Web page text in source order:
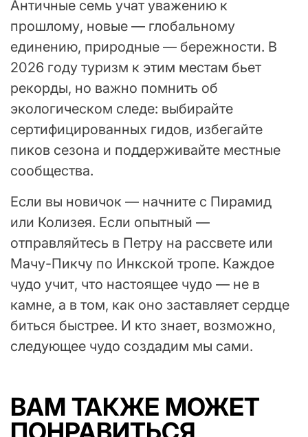
Античные семь учат уважению к
прошлому, новые — глобальному
единению, природные — бережности. В
2026 году туризм к этим местам бьет
рекорды, но важно помнить об
экологическом следе: выбирайте
сертифицированных гидов, избегайте
пиков сезона и поддерживайте местные
сообщества.
Если вы новичок — начните с Пирамид
или Колизея. Если опытный —
отправляйтесь в Петру на рассвете или
Мачу-Пикчу по Инкской тропе. Каждое
чудо учит, что настоящее чудо — не в
камне, а в том, как оно заставляет сердце
биться быстрее. И кто знает, возможно,
следующее чудо создадим мы сами.
ВАМ ТАКЖЕ МОЖЕТ